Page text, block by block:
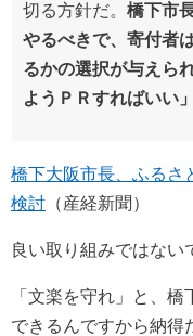
切る方針だ。 橋下市
やるべきで、寄付者
るかの選択が与えら
ようＰＲすればいい
橋下大阪市長、ふるさ
検討 （産経新聞）
良い取り組みではない
「文楽を守れ」と、
できるんですから納得